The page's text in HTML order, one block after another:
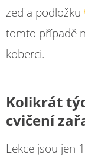
zeď a podložku
tomto případě
koberci.
Kolikrát
cvičení
Lekce jsou jen